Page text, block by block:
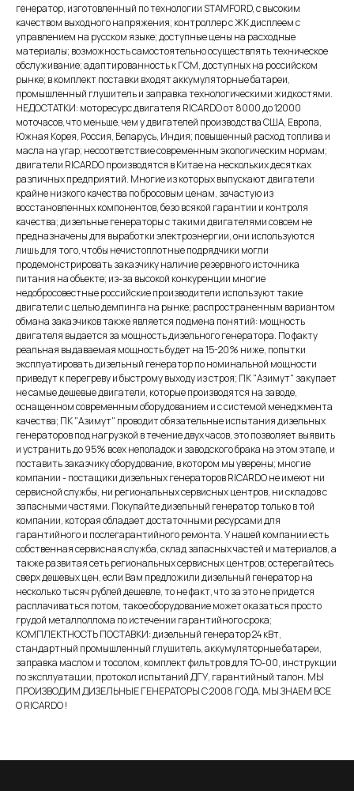
генератор, изготовленный по технологии STAMFORD, с высоким
качеством выходного напряжения; контроллер с ЖК дисплеем с
управлением на русском языке; доступные цены на расходные
материалы; возможность самостоятельно осуществлять техническое
обслуживание; адаптированность к ГСМ, доступных на российском
рынке; в комплект поставки входят аккумуляторные батареи,
промышленный глушитель и заправка технологическими жидкостями.
НЕДОСТАТКИ: моторесурс двигателя RICARDO от 8000 до 12000
моточасов, что меньше, чем у двигателей производства США, Европа,
Южная Корея, Россия, Беларусь, Индия; повышенный расход топлива и
масла на угар; несоответствие современным экологическим нормам;
двигатели RICARDO производятся в Китае на нескольких десятках
различных предприятий. Многие из которых выпускают двигатели
крайне низкого качества по бросовым ценам, зачастую из
восстановленных компонентов, безо всякой гарантии и контроля
качества; дизельные генераторы с такими двигателями совсем не
предназначены для выработки электроэнергии, они используются
лишь для того, чтобы нечистоплотные подрядчики могли
продемонстрировать заказчику наличие резервного источника
питания на объекте; из-за высокой конкуренции многие
недобросовестные российские производители используют такие
двигатели с целью демпинга на рынке; распространенным вариантом
обмана заказчиков также является подмена понятий: мощность
двигателя выдается за мощность дизельного генератора. По факту
реальная выдаваемая мощность будет на 15-20% ниже, попытки
эксплуатировать дизельный генератор по номинальной мощности
приведут к перегреву и быстрому выходу из строя; ПК "Азимут" закупает
не самые дешевые двигатели, которые производятся на заводе,
оснащенном современным оборудованием и с системой менеджмента
качества; ПК "Азимут" проводит обязательные испытания дизельных
генераторов под нагрузкой в течение двух часов, это позволяет выявить
и устранить до 95% всех неполадок и заводского брака на этом этапе, и
поставить заказчику оборудование, в котором мы уверены; многие
компании - постащики дизельных генераторов RICARDO не имеют ни
сервисной службы, ни региональных сервисных центров, ни складов с
запасными частями. Покупайте дизельный генератор только в той
компании, которая обладает достаточными ресурсами для
гарантийного и послегарантийного ремонта. У нашей компании есть
собственная сервисная служба, склад запасных частей и материалов, а
также развитая сеть региональных сервисных центров; остерегайтесь
сверх дешевых цен, если Вам предложили дизельный генератор на
несколько тысяч рублей дешевле, то не факт, что за это не придется
расплачиваться потом, такое оборудование может оказаться просто
грудой металлоллома по истечении гарантийного срока;
КОМПЛЕКТНОСТЬ ПОСТАВКИ: дизельный генератор 24 кВт,
стандартный промышленный глушитель, аккумуляторные батареи,
заправка маслом и тосолом, комплект фильтров для ТО-00, инструкции
по эксплуатации, протокол испытаний ДГУ, гарантийный талон. МЫ
ПРОИЗВОДИМ ДИЗЕЛЬНЫЕ ГЕНЕРАТОРЫ С 2008 ГОДА. МЫ ЗНАЕМ ВСЕ
О RICARDO !